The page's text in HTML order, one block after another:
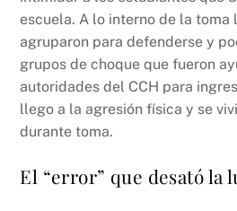
escuela. A lo interno de la toma
agruparon para defenderse y
grupos de choque que fueron
autoridades del CCH para
llego a la agresión física y se
durante toma.
El “error” que desató la